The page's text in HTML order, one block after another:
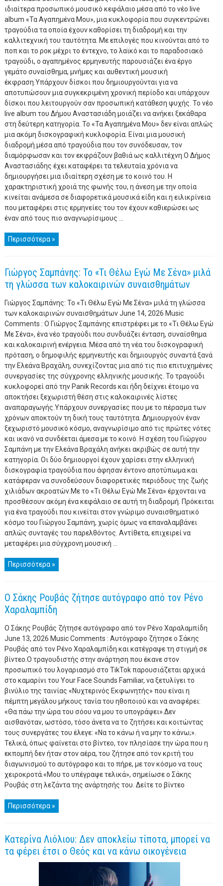
ιδιαίτερα προσωπικό μουσικό κεφάλαιο μέσα από το νέο live
album «Τα Αγαπημένα Μου», μια κυκλοφορία που συγκεντρώνει
τραγούδια τα οποία έχουν καθορίσει τη διαδρομή και την
καλλιτεχνική του ταυτότητα. Με επιλογές που κινούνται από το
ποπ και το ροκ μέχρι το έντεχνο, το λαϊκό και το παραδοσιακό
τραγούδι, ο αγαπημένος ερμηνευτής παρουσιάζει ένα έργο
γεμάτο συναίσθημα, μνήμες και αυθεντική μουσική
έκφραση.Υπάρχουν δίσκοι που δημιουργούνται για να
αποτυπώσουν μια συγκεκριμένη χρονική περίοδο και υπάρχουν
δίσκοι που λειτουργούν σαν προσωπική κατάθεση ψυχής. Το νέο
live album του Δήμου Αναστασιάδη μοιάζει να ανήκει ξεκάθαρα
στη δεύτερη κατηγορία. Το «Τα Αγαπημένα Μου» δεν είναι απλώς
μια ακόμη δισκογραφική κυκλοφορία. Είναι μια μουσική
διαδρομή μέσα από τραγούδια που τον συνόδευσαν, τον
διαμόρφωσαν και τον εκφράζουν βαθιά ως καλλιτέχνη.Ο Δήμος
Αναστασιάδης έχει καταφέρει τα τελευταία χρόνια να
δημιουργήσει μια ιδιαίτερη σχέση με το κοινό του. Η
χαρακτηριστική χροιά της φωνής του, η άνεση με την οποία
κινείται ανάμεσα σε διαφορετικά μουσικά είδη και η ειλικρίνεια
που μεταφέρει στις ερμηνείες του τον έχουν καθιερώσει ως
έναν από τους πιο αναγνωρίσιμους ...
Περισσότερα »
Γιώργος Σαμπάνης: Το «Τι Θέλω Εγώ Με Σένα» μιλά
τη γλώσσα των καλοκαιρινών συναισθημάτων
Γιώργος Σαμπάνης: Το «Τι Θέλω Εγώ Με Σένα» μιλά τη γλώσσα
των καλοκαιρινών συναισθημάτων June 14, 2026 Music
Comments : Ο Γιώργος Σαμπάνης επιστρέφει με το «Τι Θέλω Εγώ
Με Σένα», ένα νέο τραγούδι που συνδυάζει ένταση, συναίσθημα
και καλοκαιρινή ενέργεια. Μέσα από τη νέα του δισκογραφική
πρόταση, ο δημοφιλής ερμηνευτής και δημιουργός συναντά ξανά
την Ελεάνα Βραχάλη, συνεχίζοντας μια από τις πιο επιτυχημένες
συνεργασίες της σύγχρονης ελληνικής μουσικής. Το τραγούδι
κυκλοφορεί από την Panik Records και ήδη δείχνει έτοιμο να
αποκτήσει ξεχωριστή θέση στις καλοκαιρινές λίστες
αναπαραγωγής.Υπάρχουν συνεργασίες που με το πέρασμα των
χρόνων αποκτούν τη δική τους ταυτότητα. Δημιουργούν έναν
ξεχωριστό μουσικό κόσμο, αναγνωρίσιμο από τις πρώτες νότες
και ικανό να συνδέεται άμεσα με το κοινό. Η σχέση του Γιώργου
Σαμπάνη με την Ελεάνα Βραχάλη ανήκει ακριβώς σε αυτή την
κατηγορία. Οι δύο δημιουργοί έχουν χαρίσει στην ελληνική
δισκογραφία τραγούδια που άφησαν έντονο αποτύπωμα και
κατάφεραν να συνοδεύσουν διαφορετικές περιόδους της ζωής
χιλιάδων ακροατών.Με το «Τι Θέλω Εγώ Με Σένα» έρχονται να
προσθέσουν ακόμη ένα κεφάλαιο σε αυτή τη διαδρομή. Πρόκειται
για ένα τραγούδι που κινείται στον γνώριμο συναισθηματικό
κόσμο του Γιώργου Σαμπάνη, χωρίς όμως να επαναλαμβάνει
απλώς συνταγές του παρελθόντος. Αντίθετα, επιχειρεί να
μεταφέρει μια σύγχρονη μουσική ...
Περισσότερα »
Ο Σάκης Ρουβάς ζήτησε αυτόγραφο από τον Ρένο
Χαραλαμπίδη
Ο Σάκης Ρουβάς ζήτησε αυτόγραφο από τον Ρένο Χαραλαμπίδη
June 13, 2026 Music Comments : Αυτόγραφο ζήτησε ο Σάκης
Ρουβάς από τον Ρένο Χαραλαμπίδη και κατέγραψε τη στιγμή σε
βίντεο.Ο τραγουδιστής στην ανάρτηση που έκανε στον
προσωπικό του λογαριασμό στο TikTok παρουσιάζεται αρχικά
στο καμαρίνι του Your Face Sounds Familiar, να ξετυλίγει το
βινύλιο της ταινίας «Νυχτερινός Εκφωνητής» που είναι η
πέμπτη μεγάλου μήκους τανία του ηθοποιού και να αναφέρει:
«Θα πάω την ώρα του σόου να μου το υπογράψει».Δεν
αισθανόταν, ωστόσο, τόσο άνετα να το ζητήσει και κοιτώντας
τους συνεργάτες του έλεγε: «Να το κάνω ή να μην το κάνω;».
Τελικά, όπως φαίνεται στο βίντεο, τον πλησίασε την ώρα που η
εκπομπή δεν ήταν στον αέρα, του ζήτησε από τον κριτή του
διαγωνισμού το αυτόγραφο και το πήρε, με τον κόσμο να τους
χειροκροτά.«Μου το υπέγραψε τελικά», σημείωσε ο Σάκης
Ρουβάς στη λεζάντα της ανάρτησής του. Δείτε το βίντεο
Περισσότερα »
Κατερίνα Λιόλιου: Δεν αποκλείω τίποτα, μπορεί να
τα φέρει έτσι ο Θεός και να κάνω οικογένεια